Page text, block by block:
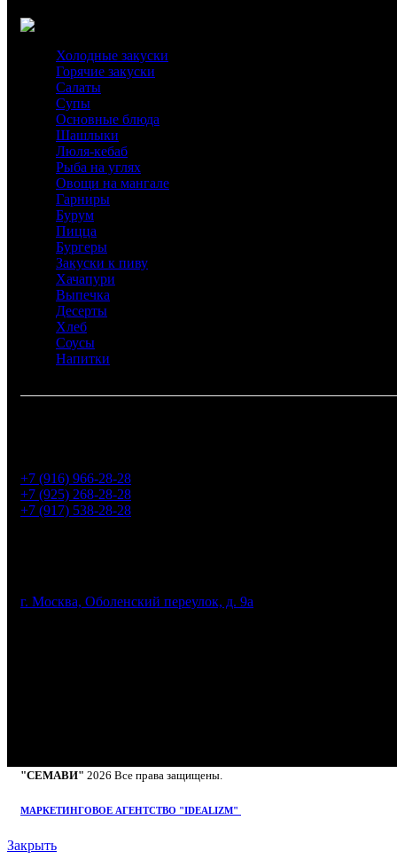
Холодные закуски
Горячие закуски
Салаты
Супы
Основные блюда
Шашлыки
Люля-кебаб
Рыба на углях
Овощи на мангале
Гарниры
Бурум
Пицца
Бургеры
Закуски к пиву
Хачапури
Выпечка
Десерты
Хлеб
Соусы
Напитки
+7 (916) 966-28-28
+7 (925) 268-28-28
+7 (917) 538-28-28
г. Москва, Оболенский переулок, д. 9а
"СЕМАВИ" 2026 Все права защищены.
МАРКЕТИНГОВОЕ АГЕНТСТВО "IDEALIZM"
Закрыть